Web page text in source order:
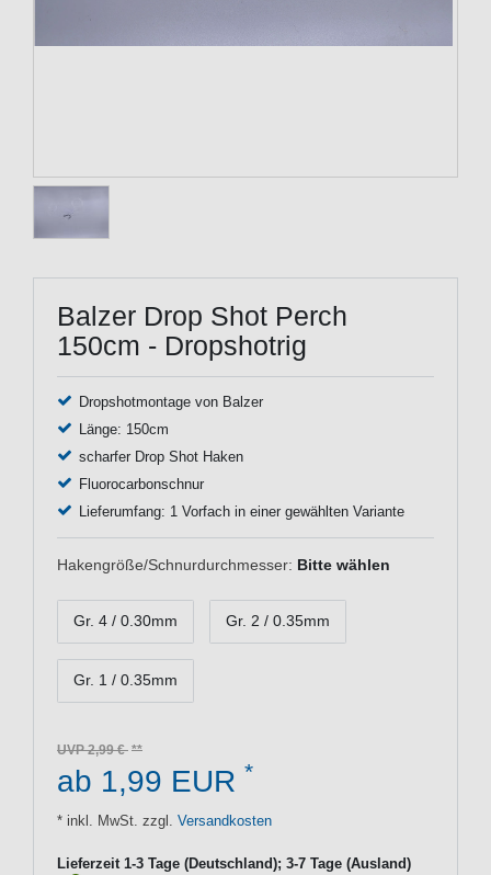
Balzer Drop Shot Perch
150cm - Dropshotrig
Dropshotmontage von Balzer
Länge: 150cm
scharfer Drop Shot Haken
Fluoro­carbonschnur
Lieferumfang: 1 Vorfach in einer gewählten Variante
Hakengröße/Schnurdurchmesser: Bitte wählen
Gr. 4 / 0.30mm Gr. 2 / 0.35mm
Gr. 1 / 0.35mm
UVP 2,99 €
ab 1,99 EUR *
* inkl. MwSt. zzgl. Versandkosten
Lieferzeit 1-3 Tage (Deutschland); 3-7 Tage (Ausland)